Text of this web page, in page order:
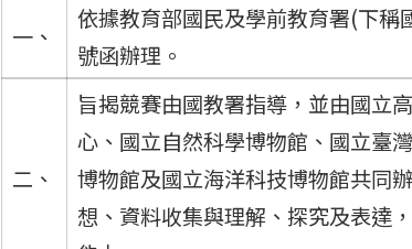
一、
依據教育部國民及學前教育署(下
號函辦理。
二、
旨揭競賽由國教署指導，並由國立
心、國立自然科學博物館、國立臺
博物館及國立海洋科技博物館共同
想、資料收集與理解、探究及表達